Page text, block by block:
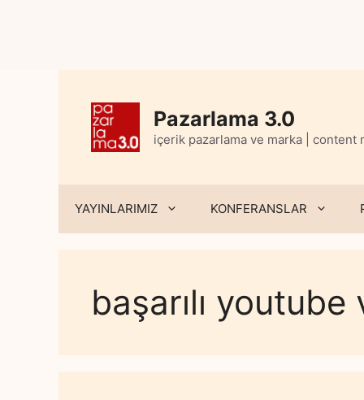
Pazarlama 3.0
içerik pazarlama ve marka | content
YAYINLARIMIZ KONFERANSLAR
başarılı youtube